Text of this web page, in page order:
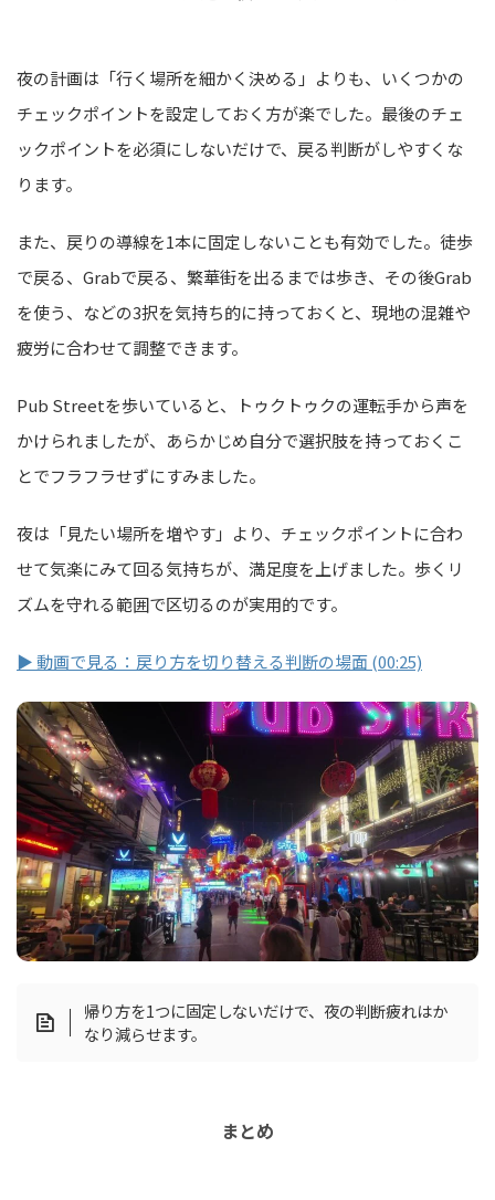
夜の計画は「行く場所を細かく決める」よりも、いくつかの
チェックポイントを設定しておく方が楽でした。最後のチェ
ックポイントを必須にしないだけで、戻る判断がしやすくな
ります。
また、戻りの導線を1本に固定しないことも有効でした。徒歩
で戻る、Grabで戻る、繁華街を出るまでは歩き、その後Grab
を使う、などの3択を気持ち的に持っておくと、現地の混雑や
疲労に合わせて調整できます。
Pub Streetを歩いていると、トゥクトゥクの運転手から声を
かけられましたが、あらかじめ自分で選択肢を持っておくこ
とでフラフラせずにすみました。
夜は「見たい場所を増やす」より、チェックポイントに合わ
せて気楽にみて回る気持ちが、満足度を上げました。歩くリ
ズムを守れる範囲で区切るのが実用的です。
▶ 動画で見る：戻り方を切り替える判断の場面 (00:25)
帰り方を1つに固定しないだけで、夜の判断疲れはか
なり減らせます。
まとめ